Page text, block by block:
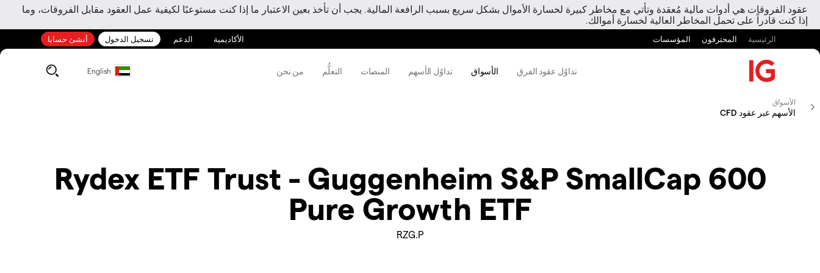
عقود الفروقات هي أدوات مالية مُعقدة وتأتي مع مخاطر كبيرة لخسارة الأموال بشكل سريع بسبب الرافعة المالية. يجب أن تأخذ بعين الاعتبار ما إذا كنت مستوعبًا لكيفية عمل العقود مقابل الفروقات، وما
إذا كنت قادراً على تحمل المخاطر العالية لخسارة أموالك.
الرئيسية المحترفون المؤسسات الأكاديمية الدعم تسجيل الدخول أنشئ حسابا
تداوُل عقود الفرق الأسواق تداوُل الأسهم المنصات التعلُّم من نحن English
الأسواق
الأسهم عبر عقود CFD
Rydex ETF Trust - Guggenheim S&P SmallCap 600
Pure Growth ETF
RZG.P